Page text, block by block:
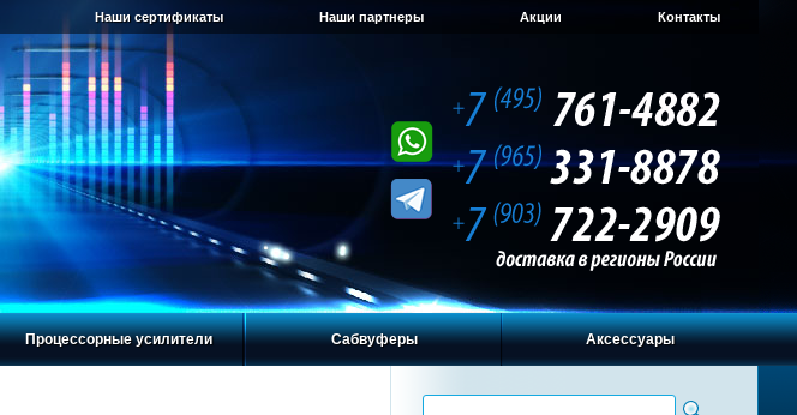
Наши сертификаты Наши партнеры Акции Контакты
Процессорные усилители Сабвуферы Аксессуары